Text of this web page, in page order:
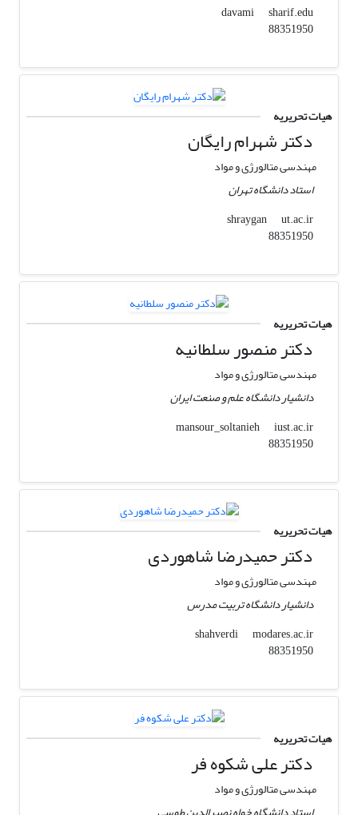
davami
sharif.edu
88351950
هیات تحریریه
دکتر شهرام رایگان
مهندسی متالورژی و مواد
استاد دانشگاه تهران
shraygan
ut.ac.ir
88351950
هیات تحریریه
دکتر منصور سلطانیه
مهندسی متالورژی و مواد
دانشیار دانشگاه علم و صنعت ایران
mansour_soltanieh
iust.ac.ir
88351950
هیات تحریریه
دکتر حمیدرضا شاهوردی
مهندسی متالورژی و مواد
دانشیار دانشگاه تربیت مدرس
shahverdi
modares.ac.ir
88351950
هیات تحریریه
دکتر علی شکوه فر
مهندسی متالورژی و مواد